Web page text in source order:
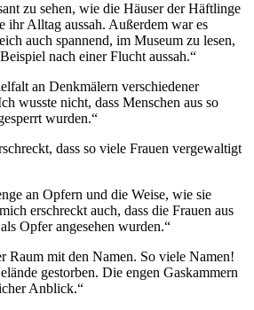
zu sehen, wie die Häuser der Häftlinge
ihr Alltag aussah. Außerdem war es
auch spannend, im Museum zu lesen,
nach einer Flucht aussah.“
an Denkmälern verschiedener
wusste nicht, dass Menschen aus so
wurden.“
dass so viele Frauen vergewaltigt
an Opfern und die Weise, wie sie
erschreckt auch, dass die Frauen aus
Opfer angesehen wurden.“
Raum mit den Namen. So viele Namen!
gestorben. Die engen Gaskammern
Anblick.“